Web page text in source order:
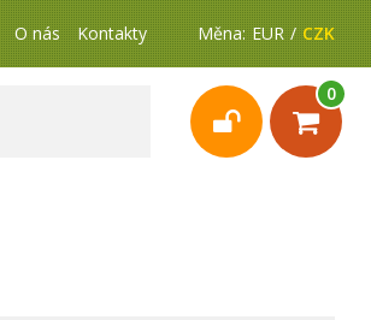
Měna: EUR CZK
O nás Kontakty
0